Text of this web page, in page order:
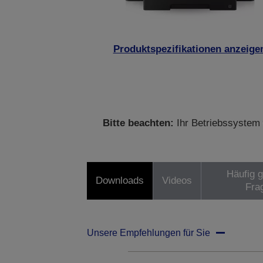
Produktspezifikationen
Bitte beachten:
Ihr
Downloads Videos
Häufig
Unsere Empfehlungen für Sie